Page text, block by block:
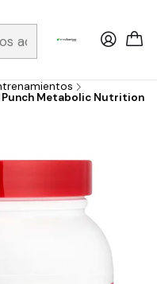
/ Envios a todo el país y
Punch Metabolic Nutrition